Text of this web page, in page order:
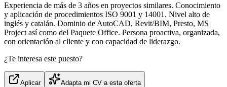
Experiencia de más de 3 años en proyectos similares. Conocimiento
y aplicación de procedimientos ISO 9001 y 14001. Nivel alto de
inglés y catalán. Dominio de AutoCAD, Revit/BIM, Presto, MS
Project así como del Paquete Office. Persona proactiva, organizada,
con orientación al cliente y con capacidad de liderazgo.
¿Te interesa este puesto?
Aplicar Adapta mi CV a esta oferta